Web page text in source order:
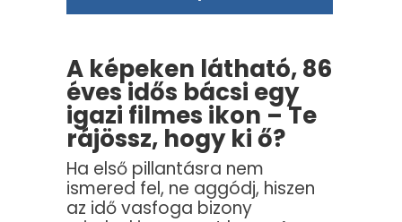
A képeken látható, 86
éves idős bácsi egy
igazi filmes ikon – Te
rájössz, hogy ki ő?
Ha első pillantásra nem
ismered fel, ne aggódj, hiszen
az idő vasfoga bizony